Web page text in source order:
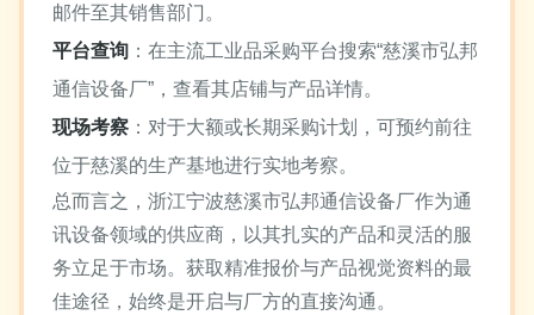
邮件至其销售部门。
平台查询 ：在主流工业品采购平台搜索“慈溪市弘邦
通信设备厂”，查看其店铺与产品详情。
现场考察 ：对于大额或长期采购计划，可预约前往
位于慈溪的生产基地进行实地考察。
总而言之，浙江宁波慈溪市弘邦通信设备厂作为通
讯设备领域的供应商，以其扎实的产品和灵活的服
务立足于市场。获取精准报价与产品视觉资料的最
佳途径，始终是开启与厂方的直接沟通。